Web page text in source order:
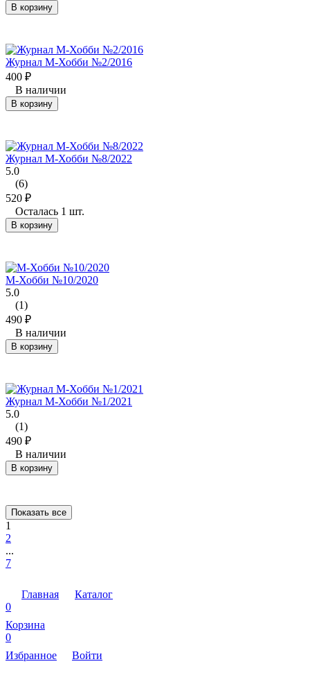
В корзину
Журнал М-Хобби №2/2016
400 ₽
В наличии
В корзину
Журнал М-Хобби №8/2022
5.0
(6)
520 ₽
Осталась 1 шт.
В корзину
М-Хобби №10/2020
5.0
(1)
490 ₽
В наличии
В корзину
Журнал М-Хобби №1/2021
5.0
(1)
490 ₽
В наличии
В корзину
Показать все
1
2
...
7
Главная
Каталог
0
Корзина
0
Избранное
Войти